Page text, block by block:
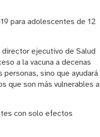
para adolescentes de 12
director ejecutivo de Salud
a la vacuna a decenas
sino que ayudará
que son más vulnerables a
con solo efectos